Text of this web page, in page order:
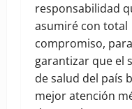
responsabilidad
asumiré con total
compromiso, para
garantizar que el
de salud del país
mejor atención